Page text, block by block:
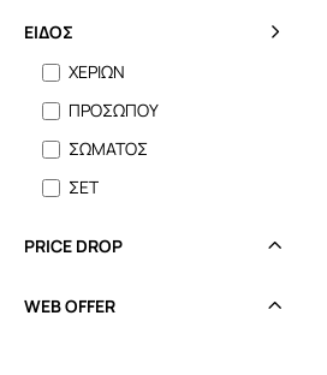
Μπέζ
Μπλέ
Μπορντό
Μωβ
Πετρόλ
Πορτοκαλί
Πράσινο
ΕΙΔΟΣ
ΧΕΡΙΩΝ
ΠΡΟΣΩΠΟΥ
ΣΩΜΑΤΟΣ
ΣΕΤ
PRICE DROP
WEB OFFER